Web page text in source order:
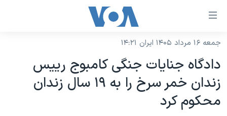
لینکهای
دسترسی
جهش
محتوای
اصلی
نسخه سبک وب‌سایت
موضوع ها
ایران
برنامه های تلویزیونی
جمعه ۱۶ مرداد ۱۴۰۵ ایران ۱۴:۲۱
دادگاه جنايات جنگی کامبوج رييس
زندان خمر سرخ را به ۱۹ سال زندان
محکوم کرد